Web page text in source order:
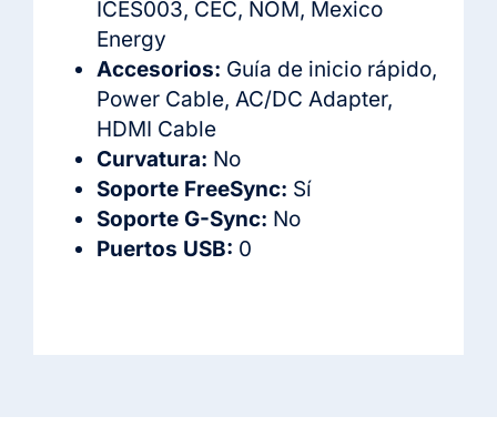
ICES003, CEC, NOM, Mexico
Energy
Accesorios: Guía de inicio rápido,
Power Cable, AC/DC Adapter,
HDMI Cable
Curvatura: No
Soporte FreeSync: Sí
Soporte G-Sync: No
Puertos USB: 0